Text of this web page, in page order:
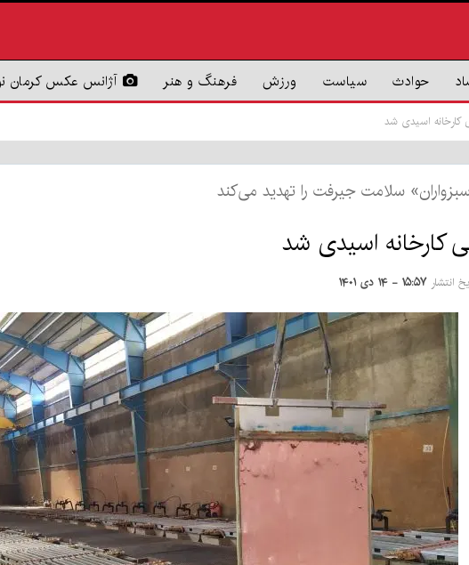
حوادث سیاست ورزش فرهنگ و هنر آژانس عکس کرمان
کارخانه اسیدی شد
سلامت جیرفت را تهدید می‌کند
کارخانه اسیدی شد
انتشار ۱۵:۵۷ - ۱۴ دی ۱۴۰۱